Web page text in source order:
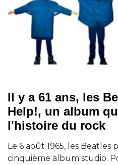
Il y a 61 ans, les
Help!, un album
l'histoire du rock
Le 6 août 1965, les
cinquième album studio.